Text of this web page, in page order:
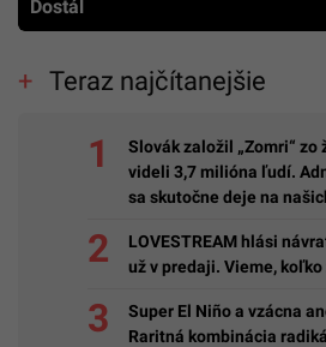
Dostál
Teraz najčítanejšie
Slovák založil „Zomri“ zo
videli 3,7 milióna ľudí.
sa skutočne deje na
LOVESTREAM hlási
už v predaji. Vieme,
Super El Niño a vzácna
Raritná kombinácia